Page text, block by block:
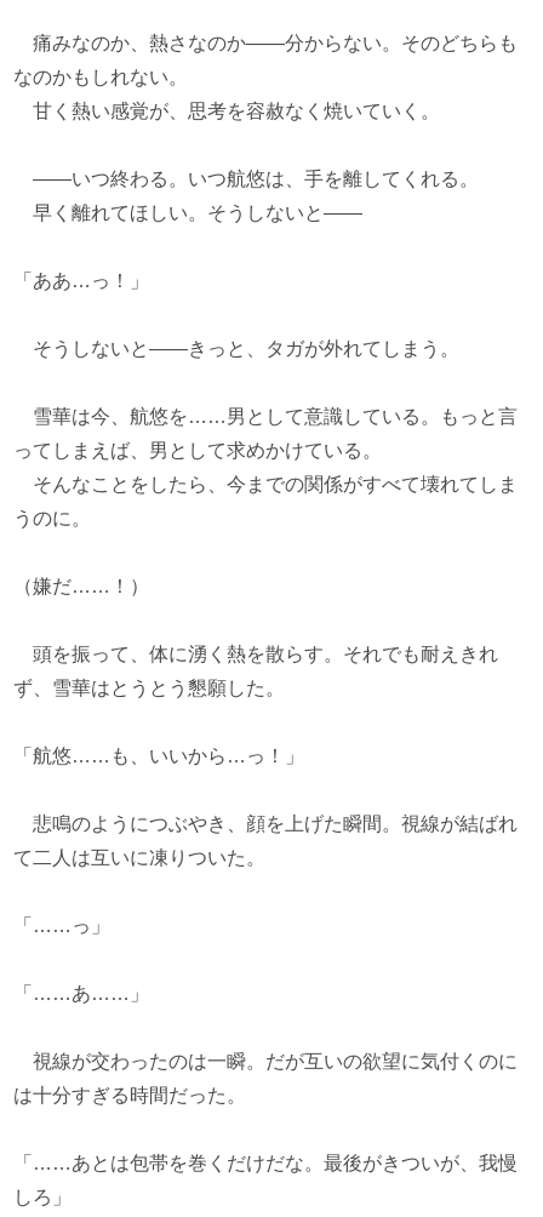
痛みなのか、熱さなのか――分からない。そのどちらも
なのかもしれない。
甘く熱い感覚が、思考を容赦なく焼いていく。
――いつ終わる。いつ航悠は、手を離してくれる。
早く離れてほしい。そうしないと――
「ああ…っ！」
そうしないと――きっと、タガが外れてしまう。
雪華は今、航悠を……男として意識している。もっと言
ってしまえば、男として求めかけている。
そんなことをしたら、今までの関係がすべて壊れてしま
うのに。
（嫌だ……！）
頭を振って、体に湧く熱を散らす。それでも耐えきれ
ず、雪華はとうとう懇願した。
「航悠……も、いいから…っ！」
悲鳴のようにつぶやき、顔を上げた瞬間。視線が結ばれ
て二人は互いに凍りついた。
「……っ」
「……あ……」
視線が交わったのは一瞬。だが互いの欲望に気付くのに
は十分すぎる時間だった。
「……あとは包帯を巻くだけだな。最後がきついが、我慢
しろ」